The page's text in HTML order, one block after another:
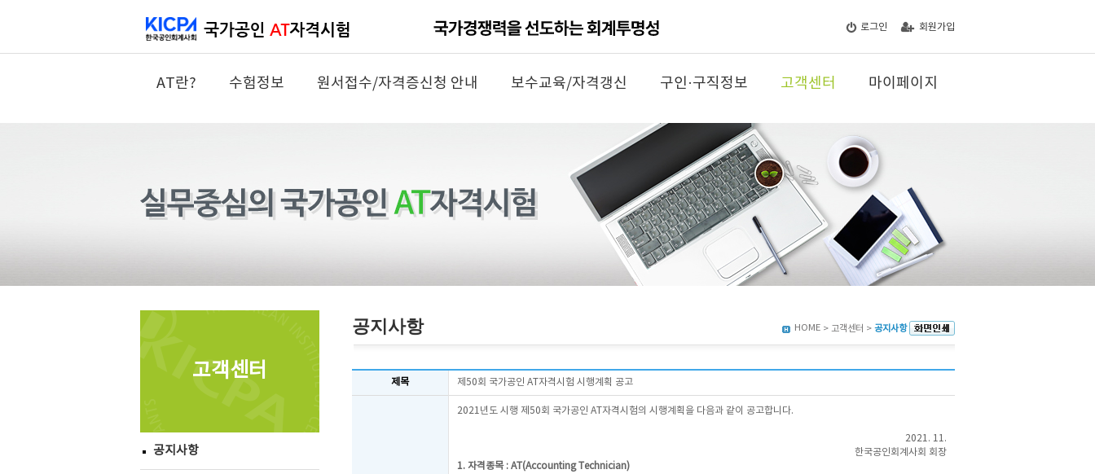
로그인 회원가입
AT란? 수험정보 원서접수/자격증신청 안내 보수교육/자격갱신 구인·구직정보 고객센터 마이페이지
고객센터
공지사항
공지사항 HOME > 고객센터 > 공지사항
제목 제50회 국가공인 AT자격시험 시행계획 공고
2021년도 시행 제50회 국가공인 AT자격시험의 시행계획을 다음과 같이 공고합니다.
2021. 11.
한국공인회계사회 회장
1. 자격종목 : AT(Accounting Technician)